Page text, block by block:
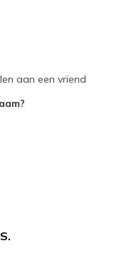
aan een vriend